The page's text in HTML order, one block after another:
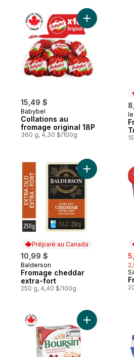
15,49 $
Babybel
Collations au
fromage original 18P
360 g, 4,30 $/100g
Ajouter
Préparé au Canada
10,99 $
Préparé au Canada
Balderson
Fromage cheddar
extra-fort
250 g, 4,40 $/100g
Ajouter
Ajouter